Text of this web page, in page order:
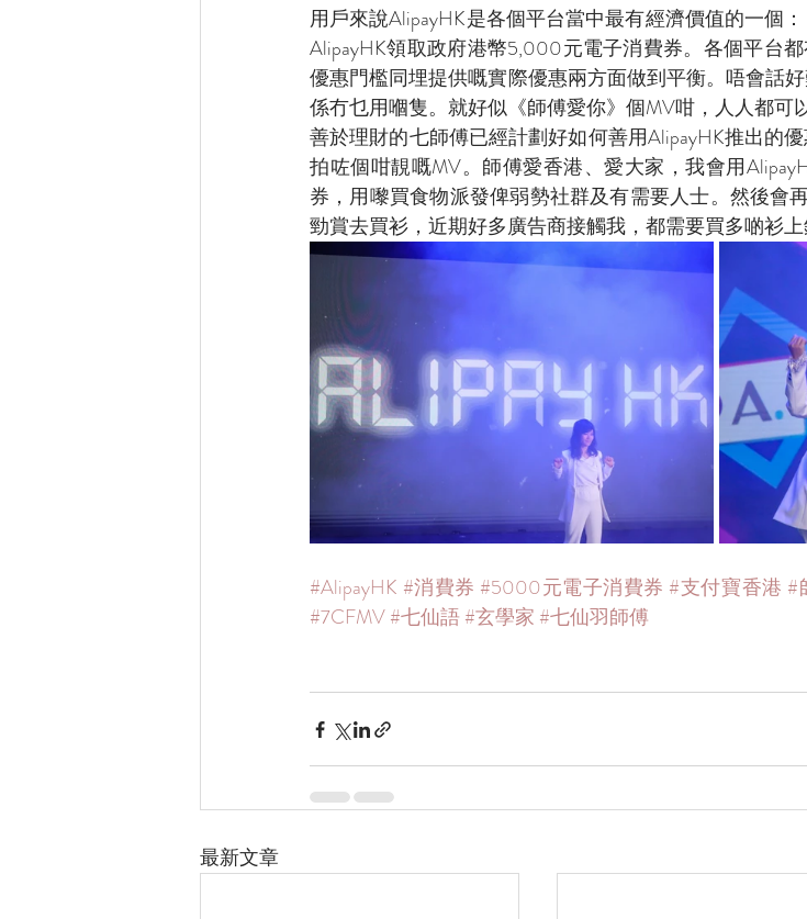
用戶來說AlipayHK是各個平台當中最有經濟價值的一個
AlipayHK領取政府港幣5,000元電子消費券。各個平台
優惠門檻同埋提供嘅實際優惠兩方面做到平衡。唔會話
係冇乜用嗰隻。就好似《師傅愛你》個MV咁，人人都可
善於理財的七師傅已經計劃好如何善用AlipayHK推出的
拍咗個咁靚嘅MV。師傅愛香港、愛大家，我會用
券，用嚟買食物派發俾弱勢社群及有需要人士。然後會
勁賞去買衫，近期好多廣告商接觸我，都需要買多啲衫上
#AlipayHK #消費券 #5000元電子消費券 #支付寶香港 #
#7CFMV#七仙語#玄學家 #七仙羽師傅
最新文章